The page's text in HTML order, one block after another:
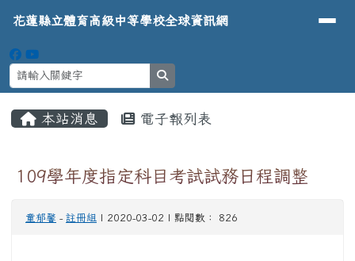
花蓮縣立體育高級中等學校全球資
導覽列
花蓮縣立體育高級中等學校全球資訊網
本站消息 電子報列表
109學年度指定科目考試試務日程調整
童郁馨 - 註冊組 | 2020-03-02 | 點閱數： 826